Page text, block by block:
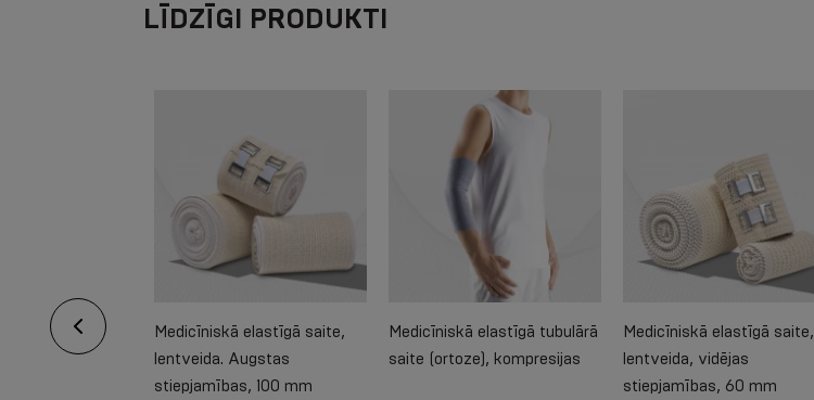
LĪDZĪGI PRODUKTI
elastīgais
apsējs,
Medicīniskā elastīgā saite,
lentveida. Augstas
stiepjamības, 100 mm
Medicīniskā elastīgā tubulārā
saite (ortoze), kompresijas
Medicīniskā elastīgā saite,
lentveida, vidējas
stiepjamības, 60 mm